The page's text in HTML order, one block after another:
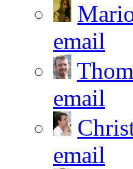
email
email
email